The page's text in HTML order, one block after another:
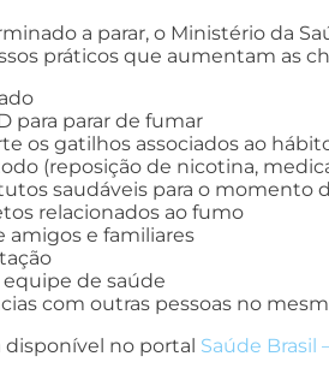
a parar, o Ministério da
práticos que aumentam as
para parar de fumar
os gatilhos associados ao
(reposição de nicotina,
saudáveis para o momento
relacionados ao fumo
amigos e familiares
de saúde
com outras pessoas no
no portal Saúde Brasil